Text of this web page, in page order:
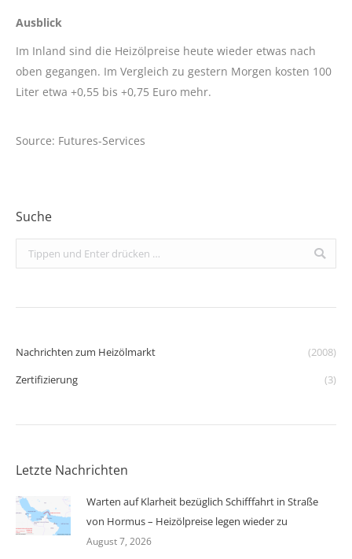
Ausblick
Im Inland sind die Heizölpreise heute wieder etwas nach
oben gegangen. Im Vergleich zu gestern Morgen kosten 100
Liter etwa +0,55 bis +0,75 Euro mehr.
Source: Futures-Services
Suche
Search:
Nachrichten zum Heizölmarkt
(2008)
Zertifizierung
(3)
Letzte Nachrichten
Warten auf Klarheit bezüglich Schifffahrt in Straße
von Hormus – Heizölpreise legen wieder zu
August 7, 2026